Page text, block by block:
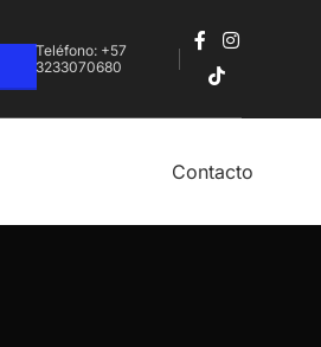
Teléfono: +57
3233070680‬
Contacto